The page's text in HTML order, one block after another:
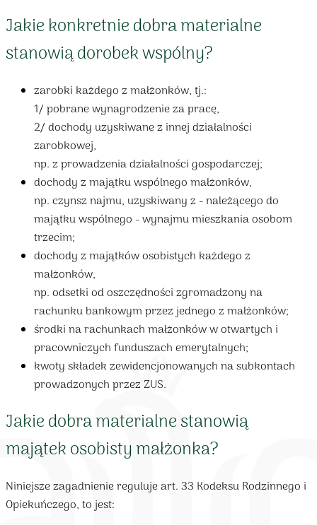
Jakie konkretnie dobra materialne
stanowią dorobek wspólny?
zarobki każdego z małżonków, tj.:
1/ pobrane wynagrodzenie za pracę,
2/ dochody uzyskiwane z innej działalności
zarobkowej,
np. z prowadzenia działalności gospodarczej;
dochody z majątku wspólnego małżonków,
np. czynsz najmu, uzyskiwany z - należącego do
majątku wspólnego - wynajmu mieszkania osobom
trzecim;
dochody z majątków osobistych każdego z
małżonków,
np. odsetki od oszczędności zgromadzony na
rachunku bankowym przez jednego z małżonków;
środki na rachunkach małżonków w otwartych i
pracowniczych funduszach emerytalnych;
kwoty składek zewidencjonowanych na subkontach
prowadzonych przez ZUS.
Jakie dobra materialne stanowią
majątek osobisty małżonka?
Niniejsze zagadnienie reguluje art. 33 Kodeksu Rodzinnego i
Opiekuńczego, to jest: